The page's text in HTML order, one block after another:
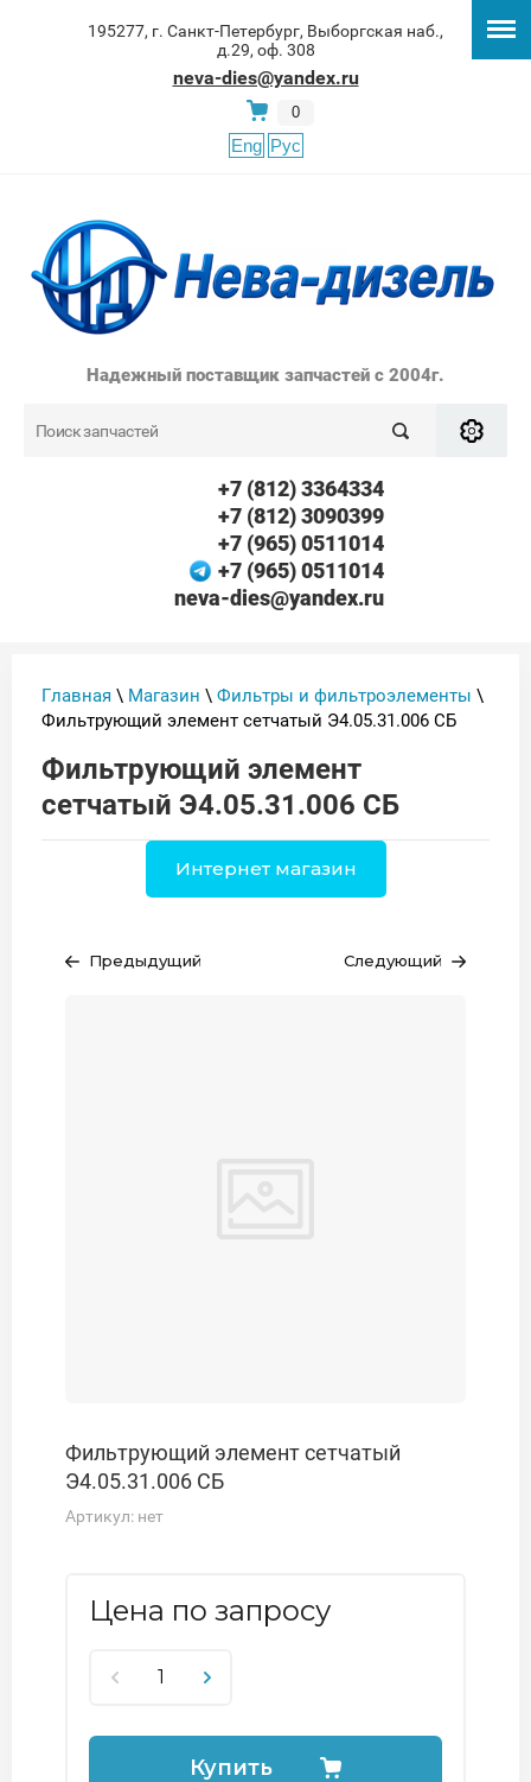
195277, г. Санкт-Петербург, Выборгская наб.,
д.29, оф. 308
neva-dies@yandex.ru
0
Eng Рус
Надежный поставщик запчастей с 2004г.
+7 (812) 3364334
+7 (812) 3090399
+7 (965) 0511014
+7 (965) 0511014
neva-dies@yandex.ru
Главная \ Магазин \ Фильтры и фильтроэлементы \
Фильтрующий элемент сетчатый Э4.05.31.006 СБ
Фильтрующий элемент
сетчатый Э4.05.31.006 СБ
Интернет магазин
Предыдущий Следующий
Фильтрующий элемент сетчатый
Э4.05.31.006 СБ
Артикул: нет
Цена по запросу
Купить